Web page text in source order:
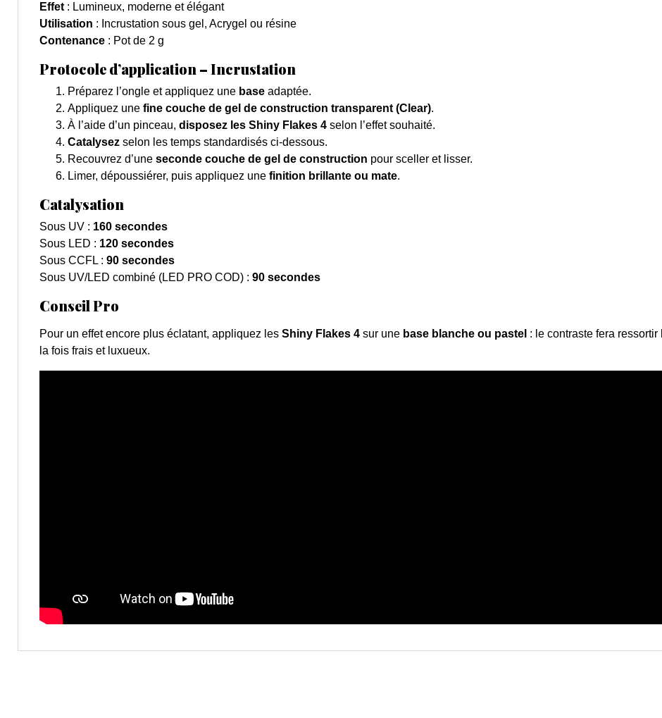
Effet: Lumineux, moderne et élégant
Utilisation : Incrustation sous gel, Acrygel ou résine
Contenance : Pot de 2 g
Protocole d’application – Incrustation
Préparez l’ongle et appliquez une base adaptée.
Appliquez une fine couche de gel de construction transparent (Clear).
À l’aide d’un pinceau, disposez les Shiny Flakes 4 selon l’effet souhaité.
Catalysez selon les temps standardisés ci-dessous.
Recouvrez d’une seconde couche de gel de construction pour sceller et lisser.
Limer, dépoussiérer, puis appliquez une finition brillante ou mate.
Catalysation
Sous UV : 160 secondes
Sous LED : 120 secondes
Sous CCFL : 90 secondes
Sous UV/LED combiné (LED PRO COD) : 90 secondes
Conseil Pro
Pour un effet encore plus éclatant, appliquez les Shiny Flakes 4 sur une base blanche ou pastel : le contraste fera
la fois frais et luxueux.